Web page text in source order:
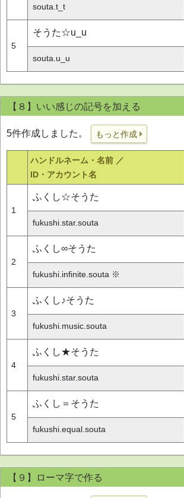
souta.t_t
5
そうた☆u_u
souta.u_u
【８】いい感じの記号を加える
5件作成しました。 もっと作成
ハンドルネーム・名前 ／
ID・アカウント名
1
ふくし☆そうた
fukushi.star.souta
2
ふくし∞そうた
fukushi.infinite.souta ※
3
ふくし♪そうた
fukushi.music.souta
4
ふくし★そうた
fukushi.star.souta
5
ふくし＝そうた
fukushi.equal.souta
【９】ローマ字で作る